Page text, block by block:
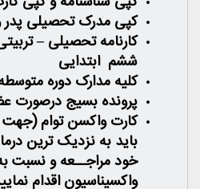
کپی مدرک تحصیلی پدر
کارنامه تحصیلی –
ششم ابتدایی
کلیه مدارک دوره
پرونده بسیج درصورت
کارت واکسن توام (جهت
باید به نزدیک ترین
خود مراجــعه و نسبت
واکسیناسیون اقدام